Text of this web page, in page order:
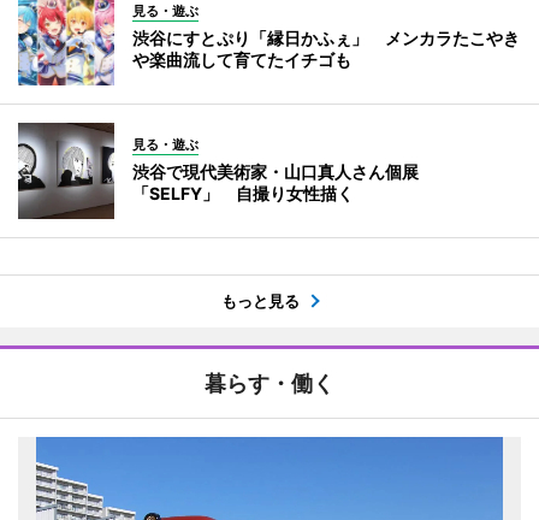
見る・遊ぶ
渋谷にすとぷり「縁日かふぇ」 メンカラたこやき
や楽曲流して育てたイチゴも
見る・遊ぶ
渋谷で現代美術家・山口真人さん個展
「SELFY」 自撮り女性描く
もっと見る
暮らす・働く